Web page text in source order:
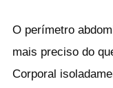
O perímetro
mais preciso do
Corporal